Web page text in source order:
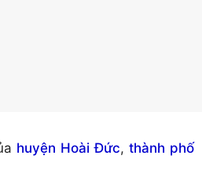
huyện Hoài Đức, thành phố